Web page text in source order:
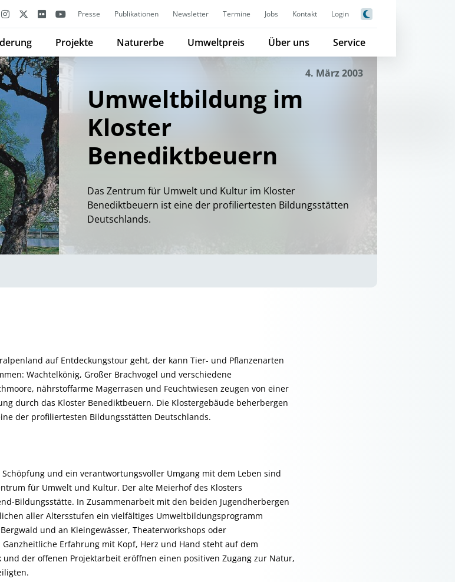
Presse Publikationen Newsletter Termine Jobs Kontakt Login
Projekte Naturerbe Umweltpreis Über uns Service
4. März 2003
Umweltbildung im
Kloster
Benediktbeuern
Das Zentrum für Umwelt und Kultur im Kloster
Benediktbeuern ist eine der profiliertesten Bildungsstätten
Deutschlands.
auf Entdeckungstour geht, der kann Tier- und Pflanzenarten
Wachtelkönig, Großer Brachvogel und verschiedene
nährstoffarme Magerrasen und Feuchtwiesen zeugen von einer
durch das Kloster Benediktbeuern. Die Klostergebäude beherbergen
der profiliertesten Bildungsstätten Deutschlands.
und ein verantwortungsvoller Umgang mit dem Leben sind
für Umwelt und Kultur. Der alte Meierhof des Klosters
Bildungsstätte. In Zusammenarbeit mit den beiden Jugendherbergen
aller Altersstufen ein vielfältiges Umweltbildungsprogramm
und an Kleingewässer, Theaterworkshops oder
Erfahrung mit Kopf, Herz und Hand steht auf dem
der offenen Projektarbeit eröffnen einen positiven Zugang zur Natur,